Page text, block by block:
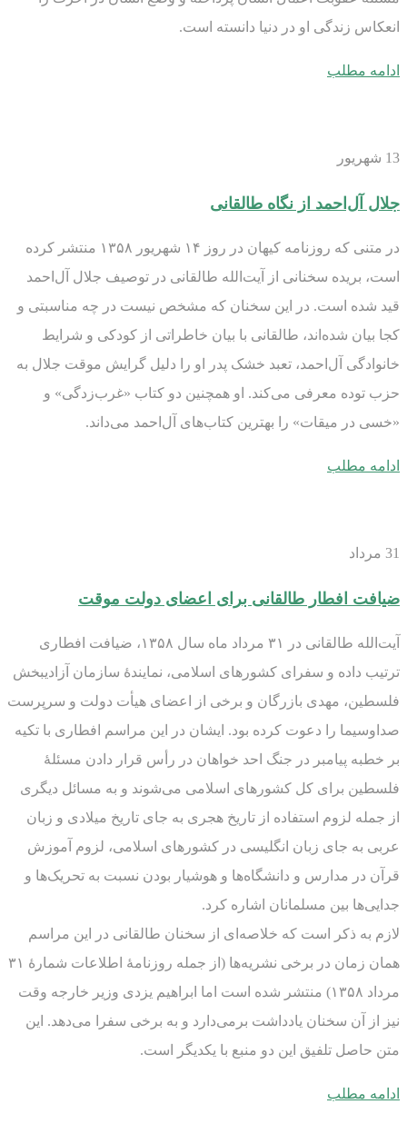
انعکاس زندگی او در دنیا دانسته‌ است.
ادامه مطلب
13 شهریور
جلال آل‌احمد از نگاه طالقانی
در متنی که روزنامه کیهان در روز ۱۴ شهریور ۱۳۵۸ منتشر کرده
است، بریده سخنانی از آیت‌الله طالقانی در توصیف جلال آل‌احمد
قید شده است. در این سخنان که مشخص نیست در چه مناسبتی و
کجا بیان شده‌اند، طالقانی با بیان خاطراتی از کودکی و شرایط
خانوادگی آل‌احمد، تعبد خشک پدر او را دلیل گرایش موقت جلال به
حزب توده معرفی می‌کند. او همچنین دو کتاب «غرب‌زدگی» و
«خسی در میقات» را بهترین کتاب‌های آل‌احمد می‌داند.
ادامه مطلب
31 مرداد
ضیافت افطار طالقانی برای اعضای دولت موقت
آیت‌الله طالقانی در ۳۱ مرداد ماه سال ۱۳۵۸، ضیافت افطاری
ترتیب داده و سفرای کشورهای اسلامی، نمایندۀ سازمان آزادیبخش
فلسطین، مهدی بازرگان و برخی از اعضای هیأت دولت و سرپرست
صداوسیما را دعوت کرده بود. ایشان در این مراسم افطاری با تکیه
بر خطبه‌ پیامبر در جنگ احد خواهان در رأس قرار دادن مسئلۀ
فلسطین برای کل کشورهای اسلامی می‌شوند و به مسائل دیگری
از جمله لزوم استفاده از تاریخ هجری به جای تاریخ میلادی و زبان
عربی به جای زبان انگلیسی در کشورهای اسلامی، لزوم آموزش
قرآن در مدارس و دانشگاه‌ها و هوشیار بودن نسبت به تحریک‌ها و
جدایی‌ها بین مسلمانان اشاره کرد.
لازم به ذکر است که خلاصه‌ای از سخنان طالقانی در این مراسم
همان زمان در برخی نشریه‌ها (از جمله روزنامۀ اطلاعات شمارۀ ۳۱
مرداد ۱۳۵۸) منتشر شده است اما ابراهیم یزدی وزیر خارجه وقت
نیز از آن سخنان یادداشت برمی‌دارد و به برخی سفرا می‌دهد. این
متن حاصل تلفیق این دو منبع با یکدیگر است.
ادامه مطلب